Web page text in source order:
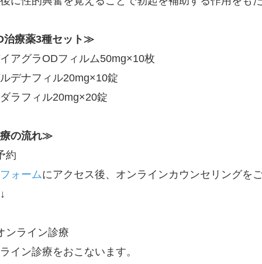
療薬3種セット≫
アグラODフィルム50mg×10枚
デナフィル20mg×10錠
ラフィル20mg×20錠
の流れ≫
約
ォームにアクセス後、オンラインカウンセリングを
ンライン診療
イン診療をおこないます。